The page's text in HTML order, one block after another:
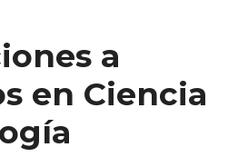
a
en Ciencia